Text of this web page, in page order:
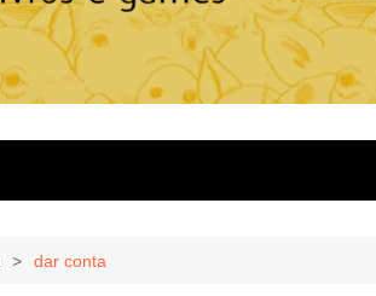
dar conta